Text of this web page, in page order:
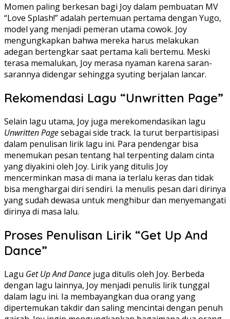
Momen paling berkesan bagi Joy dalam pembuatan MV
“Love Splash!” adalah pertemuan pertama dengan Yugo,
model yang menjadi pemeran utama cowok. Joy
mengungkapkan bahwa mereka harus melakukan
adegan bertengkar saat pertama kali bertemu. Meski
terasa memalukan, Joy merasa nyaman karena saran-
sarannya didengar sehingga syuting berjalan lancar.
Rekomendasi Lagu “Unwritten Page”
Selain lagu utama, Joy juga merekomendasikan lagu
Unwritten Pagesebagai side track. Ia turut berpartisipasi
dalam penulisan lirik lagu ini. Para pendengar bisa
menemukan pesan tentang hal terpenting dalam cinta
yang diyakini oleh Joy. Lirik yang ditulis Joy
mencerminkan masa di mana ia terlalu keras dan tidak
bisa menghargai diri sendiri. Ia menulis pesan dari dirinya
yang sudah dewasa untuk menghibur dan menyemangati
dirinya di masa lalu.
Proses Penulisan Lirik “Get Up And
Dance”
Lagu Get Up And Dance juga ditulis oleh Joy. Berbeda
dengan lagu lainnya, Joy menjadi penulis lirik tunggal
dalam lagu ini. Ia membayangkan dua orang yang
dipertemukan takdir dan saling mencintai dengan penuh